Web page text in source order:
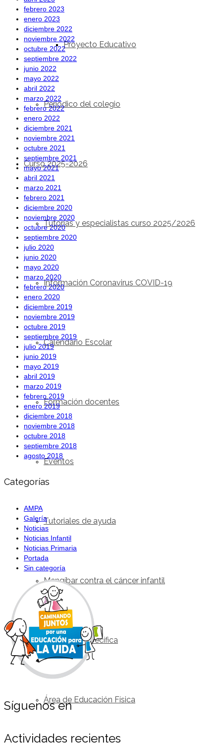
Proyecto Educativo
Periódico del colegio
Curso 2025-2026
Tutorías y especialistas curso 2025/2026
Información Coronavirus COVID-19
Calendario Escolar
Formación docentes
Eventos
Tutoriales de ayuda
Mengíbar contra el cáncer infantil
Blog Aula específica
Área de Educación Física
febrero 2023
enero 2023
diciembre 2022
noviembre 2022
octubre 2022
septiembre 2022
junio 2022
mayo 2022
abril 2022
marzo 2022
febrero 2022
enero 2022
diciembre 2021
noviembre 2021
octubre 2021
septiembre 2021
mayo 2021
abril 2021
marzo 2021
febrero 2021
diciembre 2020
noviembre 2020
octubre 2020
septiembre 2020
julio 2020
junio 2020
mayo 2020
marzo 2020
febrero 2020
enero 2020
diciembre 2019
noviembre 2019
octubre 2019
septiembre 2019
julio 2019
junio 2019
mayo 2019
abril 2019
marzo 2019
febrero 2019
enero 2019
diciembre 2018
noviembre 2018
octubre 2018
septiembre 2018
agosto 2018
Categorías
AMPA
Galería
Noticias
Noticias Infantil
Noticias Primaria
Portada
Sin categoría
Síguenos en
Actividades recientes